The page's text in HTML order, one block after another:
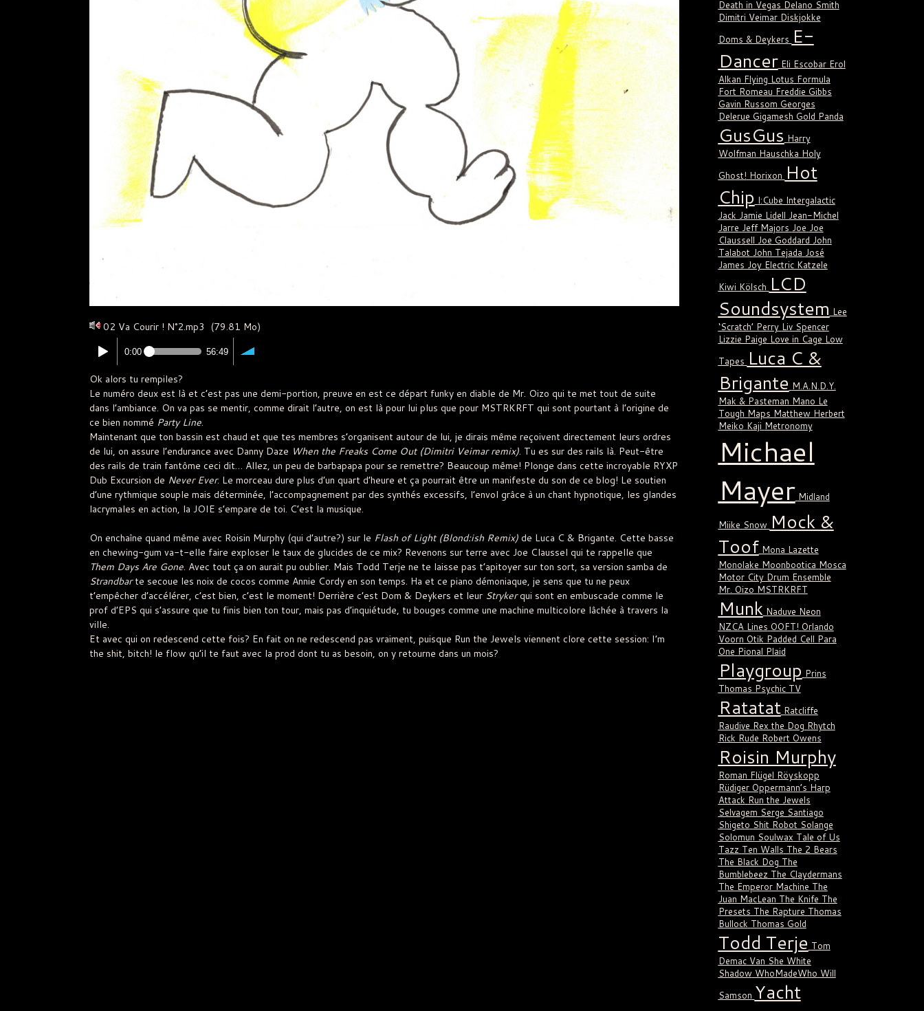
02 Va Courir ! N°2.mp3 (79.81 Mo)
0:00 56:49
Ok alors tu rempiles?
Le numéro deux est là et c’est pas une demi-portion, preuve en est ce départ funky en diable de Mr. Oizo qui te met tout de suite
dans l’ambiance. On va pas se mentir, comme dirait l’autre, on est là pour lui plus que pour MSTRKRFT qui sont pourtant à l’origine de
ce bien nommé Party Line.
Maintenant que ton bassin est chaud et que tes membres s’organisent autour de lui, je dirais même reçoivent directement leurs ordres
de lui, on assure l’endurance avec Danny Daze When the Freaks Come Out (Dimitri Veimar remix). Tu es sur des rails là. Peut-être
des rails de train fantôme ceci dit… Allez, un peu de barbapapa pour se remettre? Beaucoup même! Plonge dans cette incroyable RYXP
Dub Excursion de Never Ever. Le morceau dure plus d’un quart d’heure et ça pourrait être un manifeste du son de ce blog! Le soutien
d’une rythmique souple mais déterminée, l’accompagnement par des synthés excessifs, l’envol grâce à un chant hypnotique, les glandes
lacrymales en action, la JOIE s’empare de toi. C’est la musique.
On enchaîne quand même avec Roisin Murphy (qui d’autre?) sur le Flash of Light (Blond:ish Remix)de Luca C & Brigante. Cette basse
en chewing-gum va-t-elle faire exploser le taux de glucides de ce mix? Revenons sur terre avec Joe Claussel qui te rappelle que
Them Days Are Gone. Avec tout ça on aurait pu oublier. Mais Todd Terje ne te laisse pas t’apitoyer sur ton sort, sa version samba de
Strandbarte secoue les noix de cocos comme Annie Cordy en son temps. Ha et ce piano démoniaque, je sens que tu ne peux
t’empêcher d’accélérer, c’est bien, c’est le moment! Derrière c’est Dom & Deykers et leur Strykerqui sont en embuscade comme le
prof d’EPS qui s’assure que tu finis bien ton tour, mais pas d’inquiétude, tu bouges comme une machine multicolore lâchée à travers la
ville.
Et avec qui on redescend cette fois? En fait on ne redescend pas vraiment, puisque Run the Jewels viennent clore cette session: I’m
the shit, bitch! le flow qu’il te faut avec la prod dont tu as besoin, on y retourne dans un mois?
Death in Vegas Delano Smith
Dimitri Veimar Diskjokke
Doms & Deykers E-
Dancer Eli Escobar Erol
Alkan Flying Lotus Formula
Fort Romeau Freddie Gibbs
Gavin Russom Georges
Delerue Gigamesh Gold Panda
GusGus Harry
Wolfman Hauschka Holy
Ghost! Horixon Hot
Chip I:Cube Intergalactic
Jack Jamie Lidell Jean-Michel
Jarre Jeff Majors Joe Joe
Claussell Joe Goddard John
Talabot John Tejada José
James Joy Electric Katzele
Kiwi Kölsch LCD
Soundsystem Lee
‘Scratch’ Perry Liv Spencer
Lizzie Paige Love in Cage Low
Tapes Luca C &
Brigante M.A.N.D.Y.
Mak & Pasteman Mano Le
Tough Maps Matthew Herbert
Meiko Kaji Metronomy
Michael
Mayer Midland
Miike Snow Mock &
Toof Mona Lazette
Monolake Moonbootica Mosca
Motor City Drum Ensemble
Mr. Oizo MSTRKRFT
Munk Naduve Neon
NZCA Lines OOFT! Orlando
Voorn Otik Padded Cell Para
One Pional Plaid
Playgroup Prins
Thomas Psychic TV
Ratatat Ratcliffe
Raudive Rex the Dog Rhytch
Rick Rude Robert Owens
Roisin Murphy
Roman Flügel Röyskopp
Rüdiger Oppermann’s Harp
Attack Run the Jewels
Selvagem Serge Santiago
Shigeto Shit Robot Solange
Solomun Soulwax Tale of Us
Tazz Ten Walls The 2 Bears
The Black Dog The
Bumblebeez The Claydermans
The Emperor Machine The
Juan MacLean The Knife The
Presets The Rapture Thomas
Bullock Thomas Gold
Todd Terje Tom
Demac Van She White
Shadow WhoMadeWho Will
Samson Yacht